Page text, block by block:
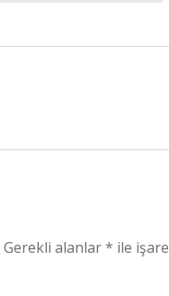
Gerekli alanlar* ile